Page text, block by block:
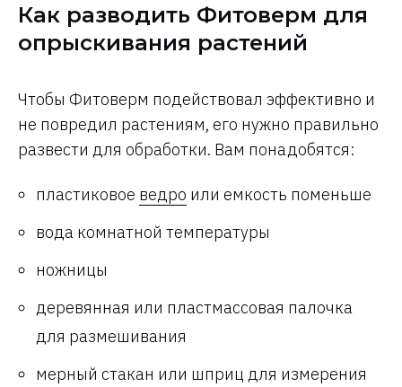
Как разводить Фитоверм для
опрыскивания растений
Чтобы Фитоверм подействовал эффективно и
не повредил растениям, его нужно правильно
развести для обработки. Вам понадобятся:
пластиковое ведро или емкость поменьше
вода комнатной температуры
ножницы
деревянная или пластмассовая палочка
для размешивания
мерный стакан или шприц для измерения